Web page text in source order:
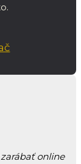
online